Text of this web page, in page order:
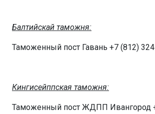
Балтийскай таможня:
Таможенный пост Гавань +7 (812)
Кингисейппская таможня:
Таможенный пост ЖДПП Ивангород